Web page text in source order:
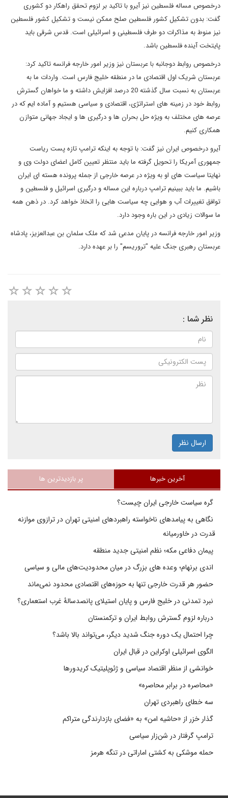
درخصوص مساله فلسطین نیز آیرو با تاکید بر لزوم تحقق راهکار دو کشوری
گفت: بدون تشکیل کشور فلسطین صلح ممکن نیست و تشکیل کشور فلسطین
نیز منوط به مذاکرات دو طرف فلسطینی و اسرائیلی است. قدس شرقی باید
پایتخت آینده فلسطین باشد.
درخصوص روابط دوجانبه با عربستان نیز وزیر امور خارجه فرانسه تاکید کرد:
عربستان شریک اول اقتصادی ما در منطقه خلیج فارس است. واردات ما به
عربستان به نسبت سال گذشته 20 درصد افزایش داشته و ما خواهان گسترش
روابط خود در زمینه های استراتژی، اقتصادی و سیاسی هستیم و آماده ایم که در
عرصه های مختلف به ویژه حل بحران ها و درگیری ها و ایجاد جهانی متوازن
همکاری کنیم.
آیرو درخصوص ایران نیز گفت: با توجه به اینکه ترامپ تازه پست ریاست
جمهوری آمریکا را تحویل گرفته ما باید منتظر تعیین کامل اعضای دولت وی و
نهایتا سیاست های او به ویژه در عرصه خارجی از جمله پرونده هسته ای ایران
باشیم. ما باید ببینیم ترامپ درباره این مساله و درگیری اسرائیل و فلسطین و
توافق تغییرات آب و هوایی چه سیاست هایی را اتخاذ خواهد کرد. در ذهن همه
ما سوالات زیادی در این باره وجود دارد.
وزیر امور خارجه فرانسه در پایان مدعی شد که ملک سلمان بن عبدالعزیز، پادشاه
عربستان رهبری جنگ علیه "تروریسم" را بر عهده دارد.
نظر شما :
ارسال نظر
آخرین خبرها پر بازدیدترین ها
گره سیاست خارجی ایران چیست؟
نگاهی به پیامدهای ناخواسته راهبردهای امنیتی تهران در ترازوی موازنه
قدرت در خاورمیانه
پیمان دفاعی مکه؛ نظم امنیتی جدید منطقه
اندی برنهام؛ وعده های بزرگ در میان محدودیت‌های مالی و سیاسی
حضور هر قدرت خارجی تنها به حوزه‌های اقتصادی محدود نمی‌ماند
نبرد تمدنی در خلیج فارس و پایان استیلای پانصدسالۀ غرب استعماری؟
درباره لزوم گسترش روابط ایران و ترکمنستان
چرا احتمال یک دوره جنگ شدید دیگر، می‌تواند بالا باشد؟
الگوی اسرائیلی اوکراین در قبال ایران
خوانشی از منظر اقتصاد سیاسی و ژئوپلیتیک کریدورها
«محاصره در برابر محاصره»
سه خطای راهبردی تهران
گذار خزر از «حاشیه امن» به «فضای بازدارندگی متراکم
ترامپ گرفتار در شن‌زار سیاسی
حمله موشکی به کشتی اماراتی در تنگه هرمز